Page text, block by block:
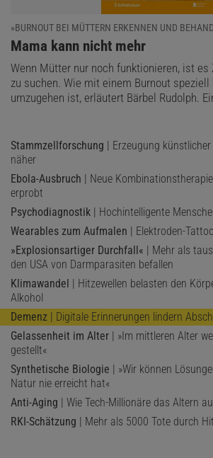
»BURNOUT BEI MÜTTERN ERKENNEN UND
:
Mama kann nicht mehr
Wenn Mütter nur noch funktionieren, ist
zu suchen. Wie mit einem Burnout
umzugehen ist, erläutert Bärbel Rudolph.
Stammzellforschung | Erzeugung
näher
Ebola-Ausbruch | Neue
erprobt
Psychodiagnostik | Hochintelligente
Wearables zum Aufmalen | Elektroden-
»Explosionsartiger Durchfall« | Mehr als
den USA von Darmparasiten befallen
Klimawandel | Hitzewellen belasten den
Alkohol
Demenz | Digitale Erinnerungen lindern
Gelassenheit im Alter | »Im mittleren Alter
gestellt«
Synthetische Biologie | »Wir können
Natur nie erreicht hat«
Anti-Aging | Wie Tech-Millionäre das Altern
RKI-Schätzung | Mehr als 5000 Tote durch